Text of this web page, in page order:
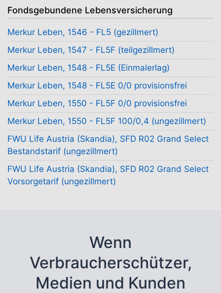
Fondsgebundene Lebensversicherung
Merkur Leben, 1546 - FL5 (gezillmert)
Merkur Leben, 1547 - FL5F (teilgezillmert)
Merkur Leben, 1548 - FL5E (Einmalerlag)
Merkur Leben, 1548 - FL5E 0/0 provisionsfrei
Merkur Leben, 1550 - FL5F 0/0 provisionsfrei
Merkur Leben, 1550 - FL5F 100/0,4 (ungezillmert)
FWU Life Austria (Skandia), SFD R02 Grand Select
Bestandstarif (ungezillmert)
FWU Life Austria (Skandia), SFD R02 Grand Select
Vorsorgetarif (ungezillmert)
Wenn
Verbraucherschützer,
Medien und Kunden